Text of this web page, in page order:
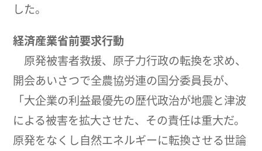
した。
経済産業省前要求行動
原発被害者救援、原子力行政の転換を求め、
開会あいさつで全農協労連の国分委員長が、
「大企業の利益最優先の歴代政治が地震と津波
による被害を拡大させた、その責任は重大だ。
原発をなくし自然エネルギーに転換させる世論